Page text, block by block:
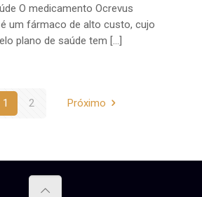
O medicamento Ocrevus
um fármaco de alto custo, cujo
plano de saúde tem […]
1 2 Próximo